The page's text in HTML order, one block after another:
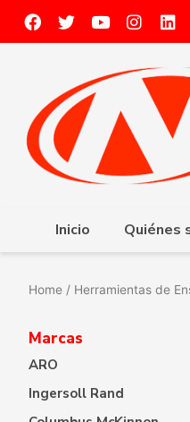
Inicio Quiénes
Home / Herramientas de
Marcas
ARO
Ingersoll Rand